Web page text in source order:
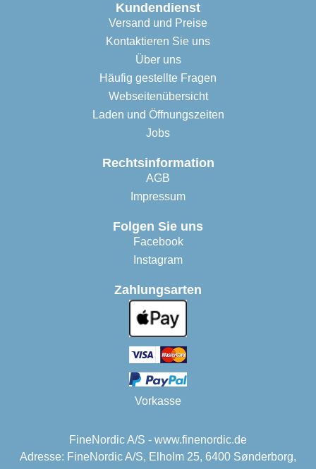
Kundendienst
Versand und Preise
Kontaktieren Sie uns
Über uns
Häufig gestellte Fragen
Webseitenübersicht
Laden und Öffnungszeiten
Jobs
Rechtsinformation
AGB
Impressum
Folgen Sie uns
Facebook
Instagram
Zahlungsarten
Vorkasse
FineNordic A/S - www.finenordic.de
Adresse: FineNordic A/S, Elholm 25, 6400 Sønderborg,